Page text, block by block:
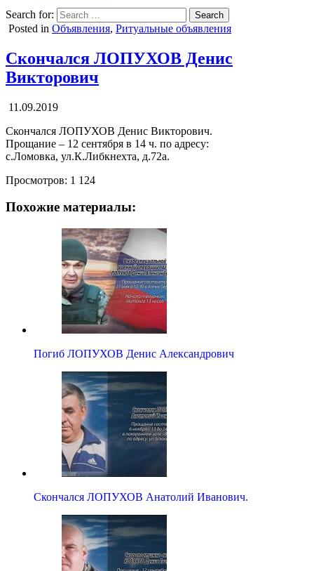
Search for:
Posted in Объявления, Ритуальные объявления
Скончался ЛОПУХОВ Денис
Викторович
11.09.2019
Скончался ЛОПУХОВ Денис Викторович.
Прощание – 12 сентября в 14 ч. по адресу:
с.Ломовка, ул.К.Либкнехта, д.72а.
Просмотров: 1 124
Похожие материалы:
Погиб ЛОПУХОВ Денис Александрович
Скончался ЛОПУХОВ Анатолий Иванович.